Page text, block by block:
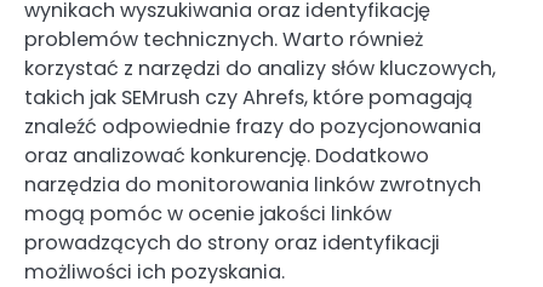
wynikach wyszukiwania oraz identyfikację
problemów technicznych. Warto również
korzystać z narzędzi do analizy słów kluczowych,
takich jak SEMrush czy Ahrefs, które pomagają
znaleźć odpowiednie frazy do pozycjonowania
oraz analizować konkurencję. Dodatkowo
narzędzia do monitorowania linków zwrotnych
mogą pomóc w ocenie jakości linków
prowadzących do strony oraz identyfikacji
możliwości ich pozyskania.